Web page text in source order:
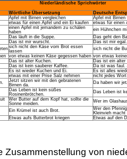
Niederländische Sprichwörter
Wörtliche Übersetzung
Deutsche
Äpfel mit Birnen vergleichen
Äpfel mit Birnen
etwas für einen Apfel und ein Ei kaufen
etwas für einen
einen Apfel mit jemandem zu schälen
haben
ein Hühnchen
Das läuft in die Suppe.
Das geht den
Das ist mir wurscht.
Das ist mir egal.
sich nicht den Käse vom Brot essen
lassen
sich nicht die
von etwas keinen Käse gegessen haben von etwas
Das ist alter Kuchen.
Das ist ein alter
Das ist kein sauberer Kaffee.
Da ist was
Es ist wieder Kuchen und Ei.
Es ist alles
etwas mit einer Prise Salz nehmen
nicht jedes
Jetzt sitzen wir mit den gebratenen
Birnen da.
Da haben wir
Das Leben ist kein süßes
Rosinenbrötchen.
Das Leben ist
Wer Butter auf dem Kopf hat, sollte die
Sonne meiden.
Wer im
Ein Krümel ist auch Brot.
Wer den
Kleinvieh
Etwas aufs Butterbrot kriegen Etwas auf den
Zusammenstellung von